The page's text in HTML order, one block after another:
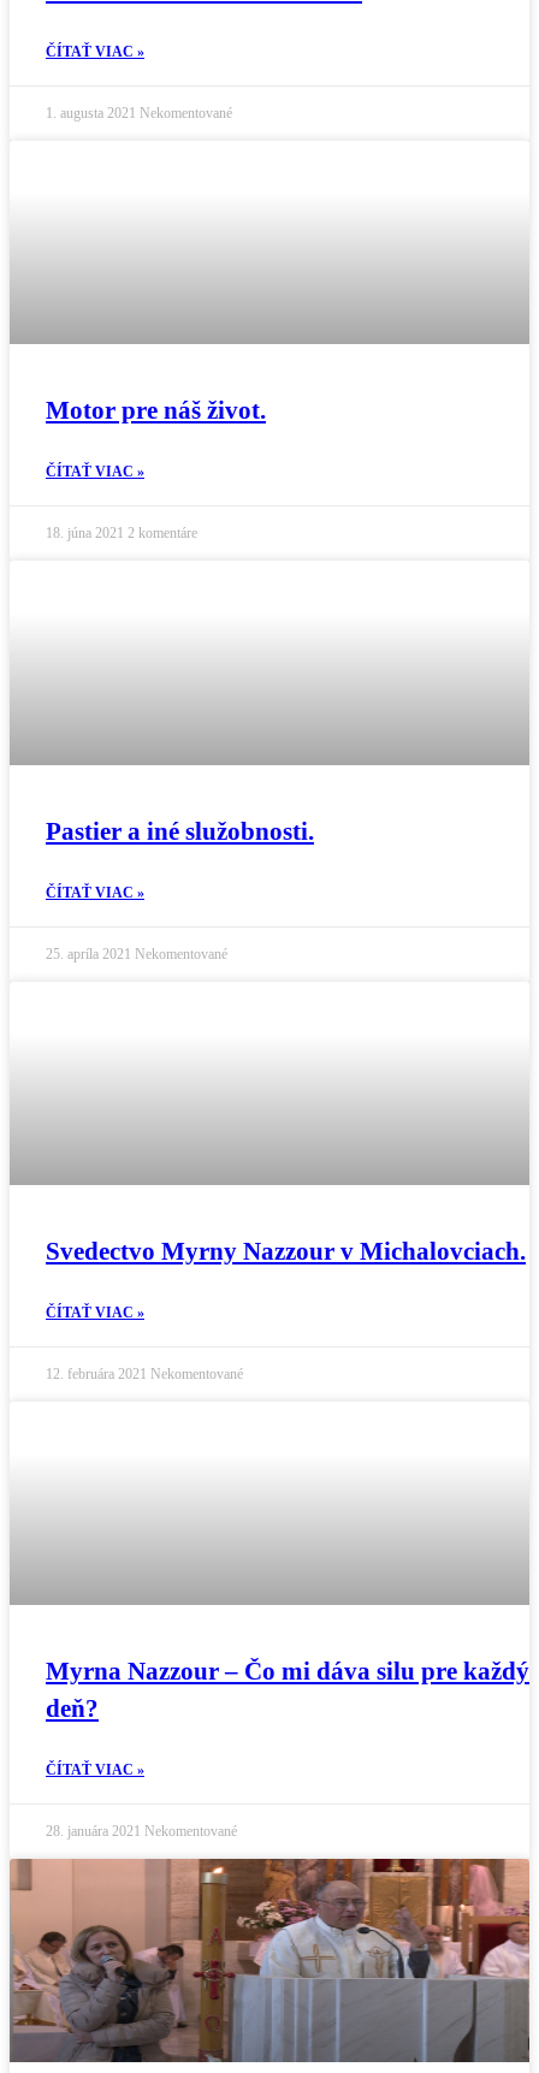
ČÍTAŤ VIAC »
1. augusta 2021 Nekomentované
Motor pre náš život.
ČÍTAŤ VIAC »
18. júna 2021 2 komentáre
Pastier a iné služobnosti.
ČÍTAŤ VIAC »
25. apríla 2021 Nekomentované
Svedectvo Myrny Nazzour v Michalovciach.
ČÍTAŤ VIAC »
12. februára 2021 Nekomentované
Myrna Nazzour – Čo mi dáva silu pre každý
deň?
ČÍTAŤ VIAC »
28. januára 2021 Nekomentované